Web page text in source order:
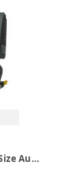
Maxi-Cosi RodiFix R I-Size Autostol - Authentic Graphite